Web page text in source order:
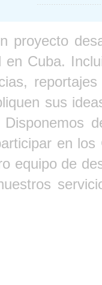
proyecto
en Cuba.
sus
en
equipo de